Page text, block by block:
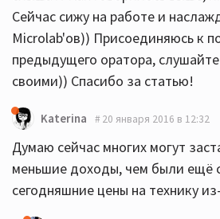
Сейчас сижу на работе и
Microlab'ов)) Присоединяюсь к
предыдущего оратора,
своими)) Спасибо за статью!
Katerina 20 января 2016 в 12:32
Думаю сейчас многих могут
меньшие доходы, чем были ещё
сегодняшние цены на технику